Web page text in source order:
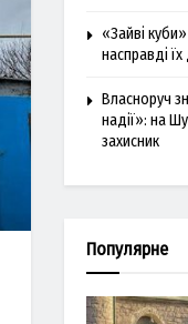
«Зайві
насправді
Власноруч
надії»: на
захисник
Популярне